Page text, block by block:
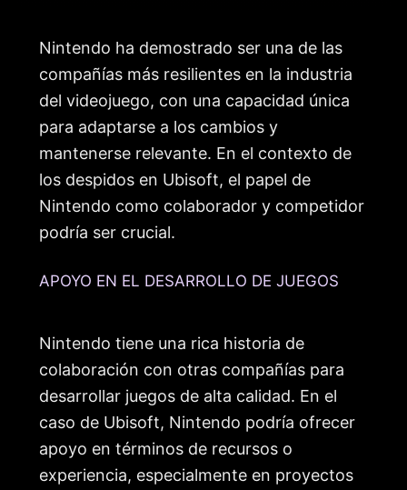
Nintendo ha demostrado ser una de las
compañías más resilientes en la industria
del videojuego, con una capacidad única
para adaptarse a los cambios y
mantenerse relevante. En el contexto de
los despidos en Ubisoft, el papel de
Nintendo como colaborador y competidor
podría ser crucial.
APOYO EN EL DESARROLLO DE JUEGOS
Nintendo tiene una rica historia de
colaboración con otras compañías para
desarrollar juegos de alta calidad. En el
caso de Ubisoft, Nintendo podría ofrecer
apoyo en términos de recursos o
experiencia, especialmente en proyectos